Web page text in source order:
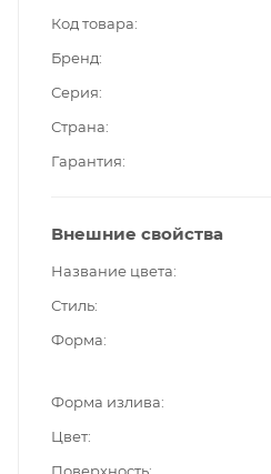
Код товара
Бренд
Серия
Страна
Гарантия
Внешние свойства
Название цвета
Стиль
Форма
Форма излива
Цвет